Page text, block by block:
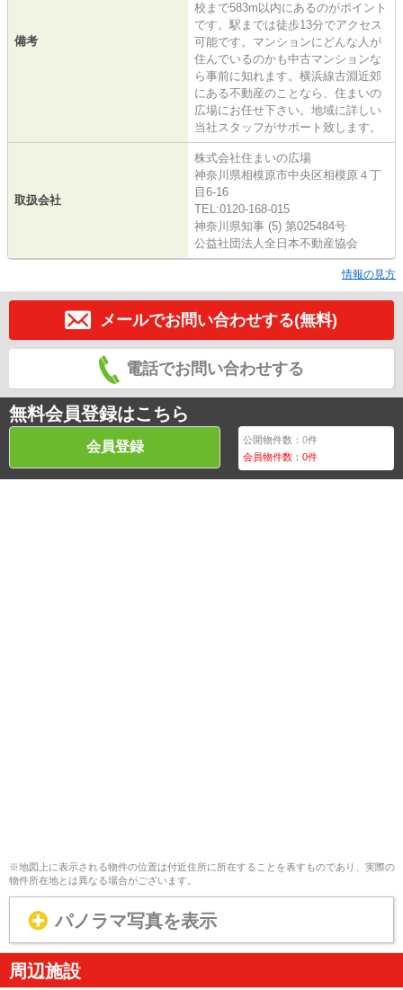
備考
校まで583m以内にあるのがポイント
です。駅までは徒歩13分でアクセス
可能です。マンションにどんな人が
住んでいるのかも中古マンションな
ら事前に知れます。横浜線古淵近郊
にある不動産のことなら、住まいの
広場にお任せ下さい。地域に詳しい
当社スタッフがサポート致します。
取扱会社
株式会社住まいの広場
神奈川県相模原市中央区相模原４丁
目6-16
TEL:0120-168-015
神奈川県知事 (5) 第025484号
公益社団法人全日本不動産協会
情報の見方
メールでお問い合わせする(無料)
電話でお問い合わせする
無料会員登録はこちら
会員登録 公開物件数：0件
会員物件数：0件
※地図上に表示される物件の位置は付近住所に所在することを表すものであり、実際の
物件所在地とは異なる場合がございます。
パノラマ写真を表示
周辺施設